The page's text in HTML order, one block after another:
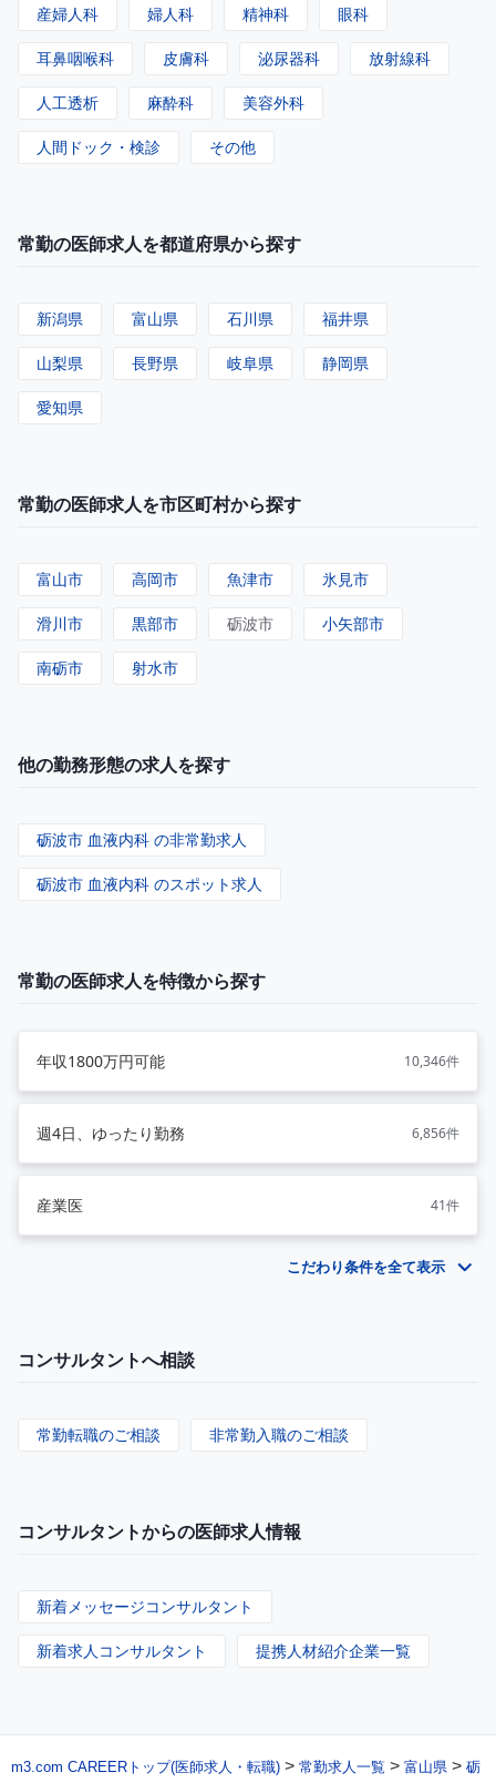
産婦人科 婦人科 精神科 眼科
耳鼻咽喉科 皮膚科 泌尿器科 放射線科
人工透析 麻酔科 美容外科
人間ドック・検診 その他
常勤の医師求人を都道府県から探す
新潟県 富山県 石川県 福井県
山梨県 長野県 岐阜県 静岡県
愛知県
常勤の医師求人を市区町村から探す
富山市 高岡市 魚津市 氷見市
滑川市 黒部市 砺波市 小矢部市
南砺市 射水市
他の勤務形態の求人を探す
砺波市 血液内科 の非常勤求人
砺波市 血液内科 のスポット求人
常勤の医師求人を特徴から探す
年収1800万円可能 10,346件
週4日、ゆったり勤務 6,856件
産業医 41件
こだわり条件を全て表示
コンサルタントへ相談
常勤転職のご相談 非常勤入職のご相談
コンサルタントからの医師求人情報
新着メッセージコンサルタント
新着求人コンサルタント 提携人材紹介企業一覧
m3.com CAREERトップ(医師求人・転職) > 常勤求人一覧 > 富山県 > 砺